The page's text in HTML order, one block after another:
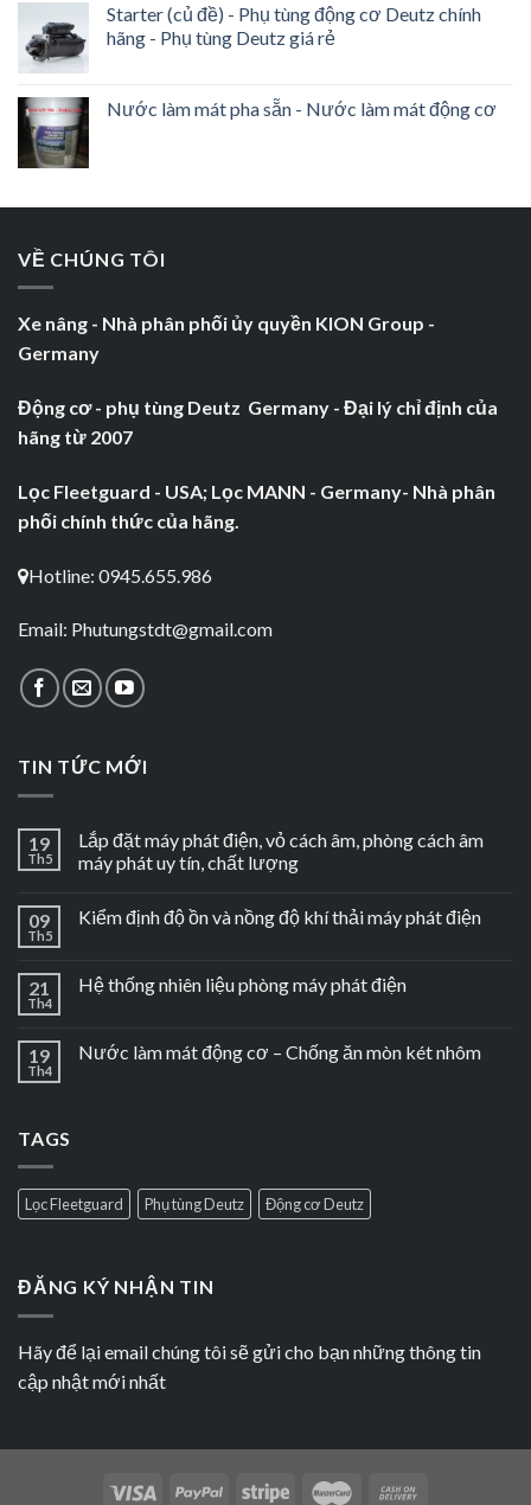
Starter (củ đề) - Phụ tùng động cơ Deutz chính
hãng - Phụ tùng Deutz giá rẻ
Nước làm mát pha sẵn - Nước làm mát động cơ
VỀ CHÚNG TÔI
Xe nâng - Nhà phân phối ủy quyền KION Group -
Germany
Động cơ - phụ tùng Deutz Germany - Đại lý chỉ định của
hãng từ 2007
Lọc Fleetguard - USA; Lọc MANN - Germany- Nhà phân
phối chính thức của hãng.
Hotline: 0945.655.986
Email: Phutungstdt@gmail.com
TIN TỨC MỚI
19
Th5
Lắp đặt máy phát điện, vỏ cách âm, phòng cách âm
máy phát uy tín, chất lượng
09
Th5
Kiểm định độ ồn và nồng độ khí thải máy phát điện
21
Th4
Hệ thống nhiên liệu phòng máy phát điện
19
Th4
Nước làm mát động cơ – Chống ăn mòn két nhôm
TAGS
Lọc Fleetguard Phụ tùng Deutz Động cơ Deutz
ĐĂNG KÝ NHẬN TIN
Hãy để lại email chúng tôi sẽ gửi cho bạn những thông tin
cập nhật mới nhất